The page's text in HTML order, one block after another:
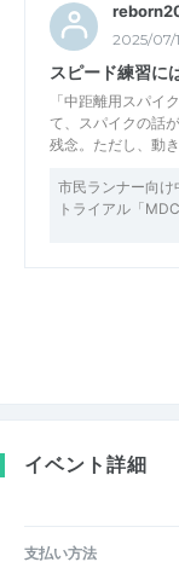
2025/07/
スピード練習に
「中距離用スパイ
て、スパイクの話
残念。ただし、動
市民ランナー向け
トライアル「
イベント詳細
支払い方法